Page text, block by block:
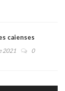
caienses
2021 0